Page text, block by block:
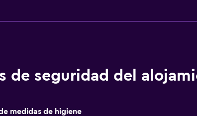
de seguridad del
medidas de higiene